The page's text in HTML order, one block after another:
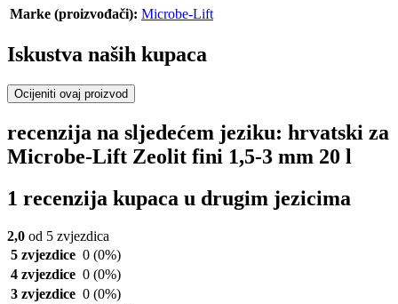
Marke (proizvođači): Microbe-Lift
Iskustva naših kupaca
Ocijeniti ovaj proizvod
recenzija na sljedećem jeziku: hrvatski za
Microbe-Lift Zeolit fini 1,5-3 mm 20 l
1 recenzija kupaca u drugim jezicima
2,0 od 5 zvjezdica
5 zvjezdice 0 (0%)
4 zvjezdice 0 (0%)
3 zvjezdice 0 (0%)